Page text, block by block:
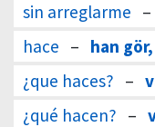
sin arreglarme –
hace – han
¿que haces? –
¿qué hacen? –